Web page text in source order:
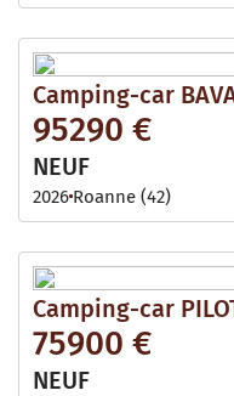
Camping-car
95290 €
NEUF
2026 Roanne (42)
Camping-car
75900 €
NEUF